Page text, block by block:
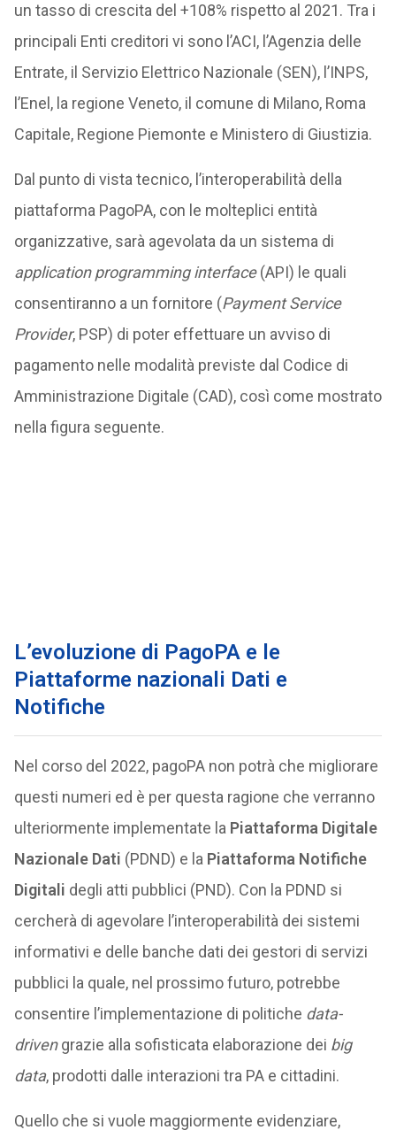
un tasso di crescita del +108% rispetto al 2021. Tra i
principali Enti creditori vi sono l’ACI, l’Agenzia delle
Entrate, il Servizio Elettrico Nazionale (SEN), l’INPS,
l’Enel, la regione Veneto, il comune di Milano, Roma
Capitale, Regione Piemonte e Ministero di Giustizia.
Dal punto di vista tecnico, l’interoperabilità della
piattaforma PagoPA, con le molteplici entità
organizzative, sarà agevolata da un sistema di
application programming interface(API) le quali
consentiranno a un fornitore (Payment Service
Provider, PSP) di poter effettuare un avviso di
pagamento nelle modalità previste dal Codice di
Amministrazione Digitale (CAD), così come mostrato
nella figura seguente.
L’evoluzione di PagoPA e le
Piattaforme nazionali Dati e
Notifiche
Nel corso del 2022, pagoPA non potrà che migliorare
questi numeri ed è per questa ragione che verranno
ulteriormente implementate la Piattaforma Digitale
Nazionale Dati (PDND) e la Piattaforma Notifiche
Digitali degli atti pubblici (PND). Con la PDND si
cercherà di agevolare l’interoperabilità dei sistemi
informativi e delle banche dati dei gestori di servizi
pubblici la quale, nel prossimo futuro, potrebbe
consentire l’implementazione di politiche data-
drivengrazie alla sofisticata elaborazione dei big
data, prodotti dalle interazioni tra PA e cittadini.
Quello che si vuole maggiormente evidenziare,